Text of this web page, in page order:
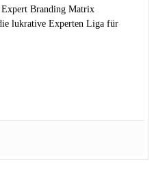
Expert Branding Matrix
lukrative Experten Liga für